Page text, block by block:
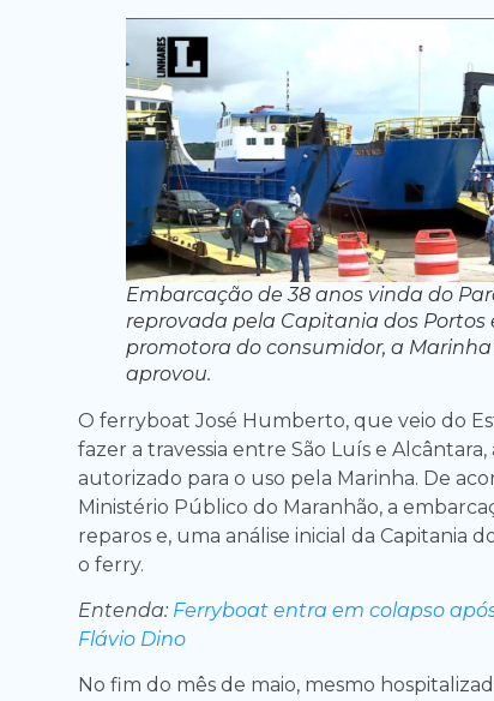
Embarcação de 38 anos vinda do
reprovada pela Capitania dos Portos
promotora do consumidor, a
aprovou.
O ferryboat José Humberto, que veio do
fazer a travessia entre São Luís e Alcântara,
autorizado para o uso pela Marinha. De
Ministério Público do Maranhão, a
reparos e, uma análise inicial da Capitania
o ferry.
Entenda: Ferryboat entra em colapso
Flávio Dino
No fim do mês de maio, mesmo